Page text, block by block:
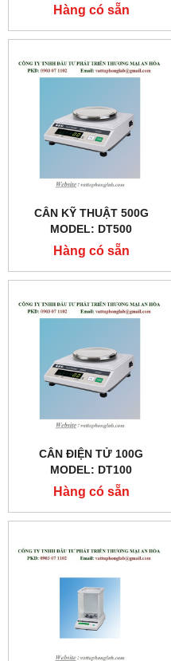
Hàng có sẵn
CÂN KỸ THUẬT 500G
MODEL: DT500
Hàng có sẵn
CÂN ĐIỆN TỬ 100G
MODEL: DT100
Hàng có sẵn